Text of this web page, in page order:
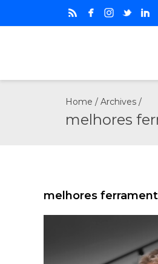
Home / Archives /
melhores
melhores